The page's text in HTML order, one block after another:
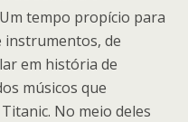
tempo propício para
instrumentos, de
em história de
músicos que
No meio deles